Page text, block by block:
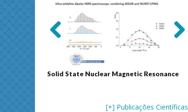
Solid State Nuclear Magnetic Resonance
[+] Publicações Científicas